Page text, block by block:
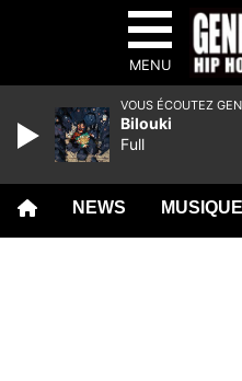
MENU
NEWS MUSIQUE
VOUS ÉCOUTEZ
Bilouki
Full